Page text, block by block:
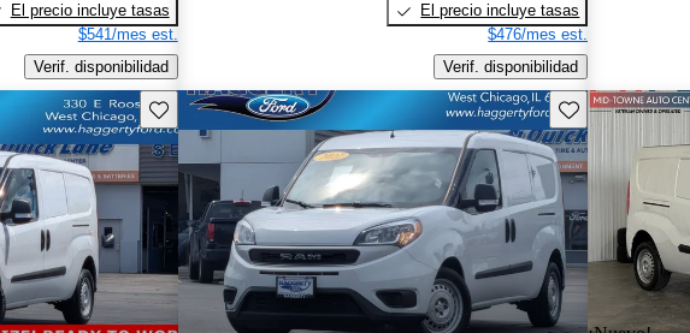
El precio incluye tasas
$541/mes est.
Verif. disponibilidad
El precio incluye tasas
$476/mes est.
Verif. disponibilidad
Guarda este Aviso Guarda este Aviso